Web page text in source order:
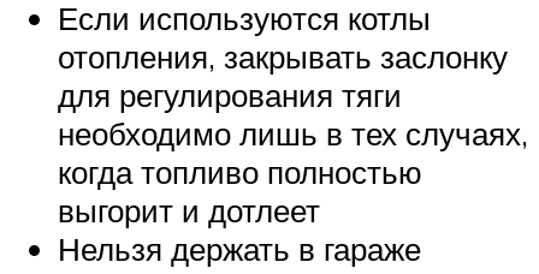
Если используются котлы
отопления, закрывать заслонку
для регулирования тяги
необходимо лишь в тех случаях,
когда топливо полностью
выгорит и дотлеет
Нельзя держать в гараже